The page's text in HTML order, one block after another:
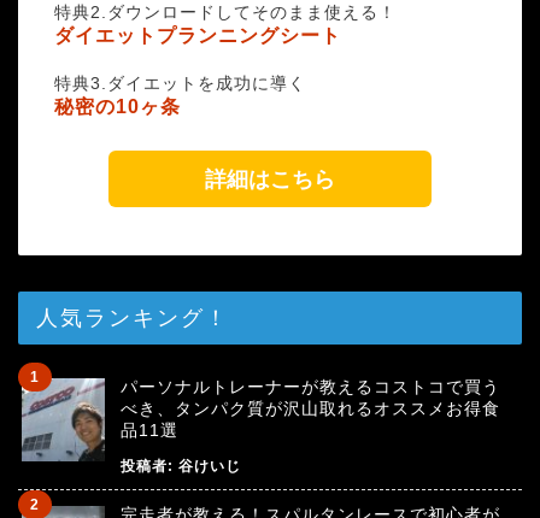
特典2.ダウンロードしてそのまま使える！
ダイエットプランニングシート
特典3.ダイエットを成功に導く
秘密の10ヶ条
詳細はこちら
人気ランキング！
パーソナルトレーナーが教えるコストコで買う
べき、タンパク質が沢山取れるオススメお得食
品11選
投稿者: 谷けいじ